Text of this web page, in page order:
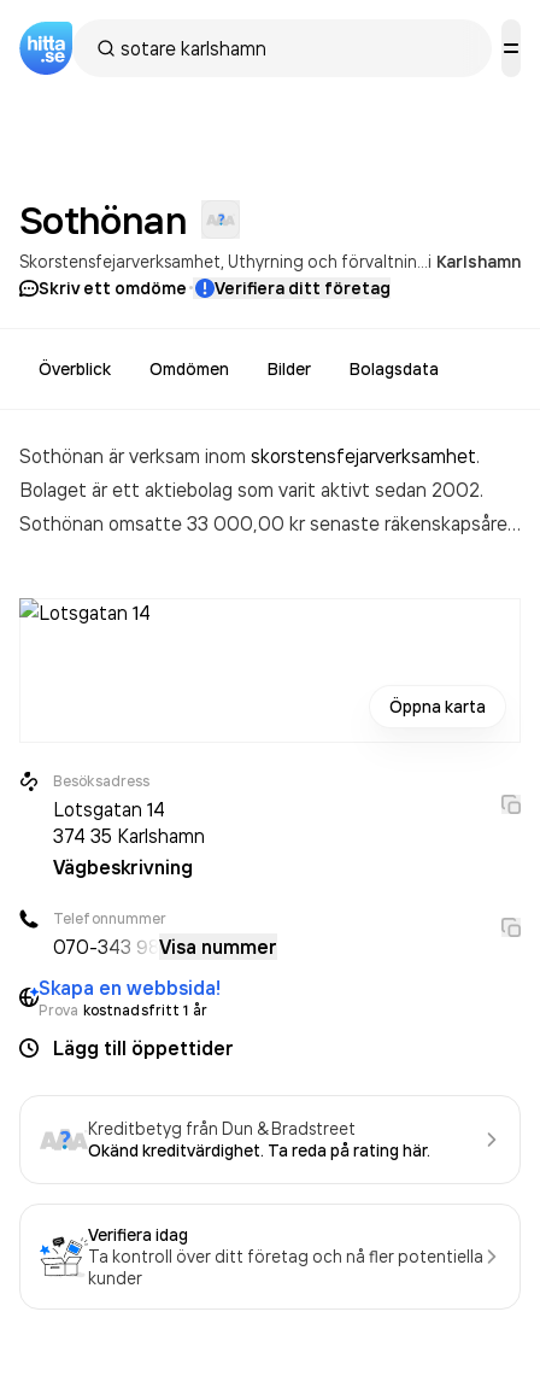
Sothönan
Skorstensfejarverksamhet Uthyrning och förvaltning av egna eller arrenderade bostäder i Karlshamn
Skriv ett omdöme· Verifiera ditt företag
Överblick Omdömen Bilder Bolagsdata
Sothönan är verksam inom skorstensfejarverksamhet.
Bolaget är ett aktiebolag som varit aktivt sedan 2002.
Sothönan omsatte 33 000,00 krsenaste räkenskapsåret
Öppna karta
Besöksadress
Lotsgatan 14
374 35 Karlshamn
Vägbeskrivning
Telefonnummer
070-343 98 Visa nummer
Skapa en webbsida!
Prova kostnadsfritt 1 år
Lägg till öppettider
Kreditbetyg från Dun & Bradstreet
Okänd kreditvärdighet. Ta reda på rating här.
Verifiera idag
Ta kontroll över ditt företag och nå fler potentiella
kunder